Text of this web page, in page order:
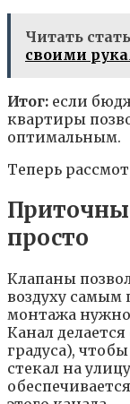
Читать
своими
Итог: если
квартиры
оптимальным.
Теперь
просто
Клапаны
воздуху самым
монтажа нужно
Канал
градуса),
стекал на